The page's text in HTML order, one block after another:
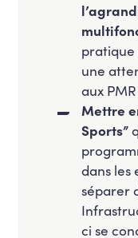
pratique
une
aux
Mettre
Sports”
dans les
séparer
ci se